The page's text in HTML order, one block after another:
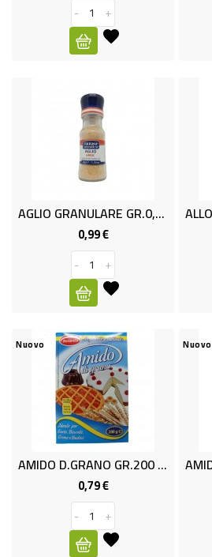
NATURALI
SNACKS
CONSERVATI
CARTA
PLASTICA
AFFINI
LAVAGGIO
STOVIGLIE
DEODORANTI
DETERSIVI
TESSUTI
DETERGENTI
SUPERFICI
ACCESSORI
-
+
AGLIO GRANULARE GR.0,38 TESORI
0,99 €Prezzo
-
+
Nuovo
AMIDO D.GRANO GR.200 TESORI C
0,79 €Prezzo
-
+
Nuovo